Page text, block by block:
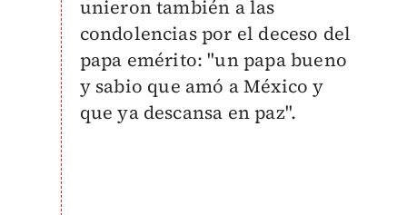
unieron también a las
condolencias por el deceso del
papa emérito: "un papa bueno
y sabio que amó a México y
que ya descansa en paz".